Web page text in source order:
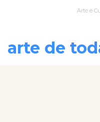
Arte e
arte de